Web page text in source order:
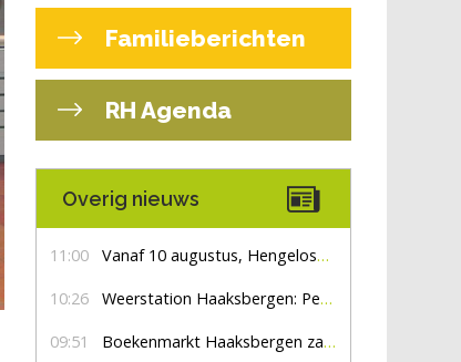
Familieberichten
RH Agenda
Overig nieuws
11:00 Vanaf 10 augustus, Hengelosestraat drie weken dicht voor doorgaand verkeer
10:26 Weerstation Haaksbergen: Perioden met zon en droog
09:51 Boekenmarkt Haaksbergen zaterdag 8 augustus, marktplein Haaksbergen